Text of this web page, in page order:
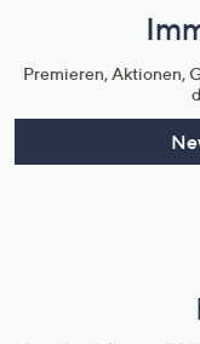
Premieren, Aktionen,